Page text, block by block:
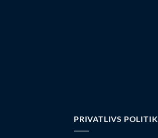
PRIVATLIVS POLITIK